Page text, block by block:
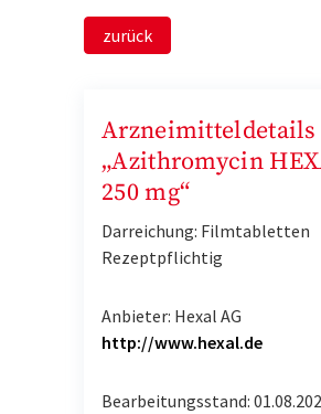
zurück
Arzneimitteldetails
„Azithromycin
250 mg“
Darreichung: Filmtabletten
Rezeptpflichtig
Anbieter: Hexal AG
http://www.hexal.de
Bearbeitungsstand: